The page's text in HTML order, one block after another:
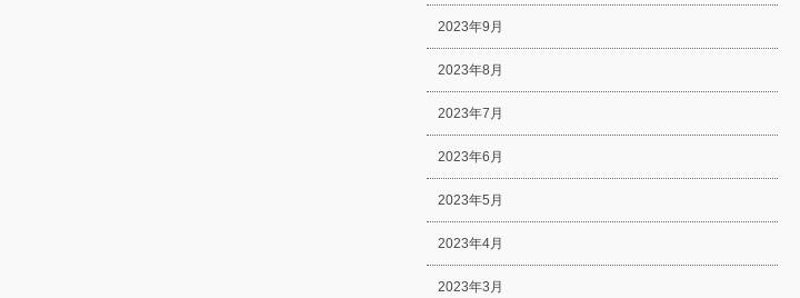
2023年9月
2023年8月
2023年7月
2023年6月
2023年5月
2023年4月
2023年3月